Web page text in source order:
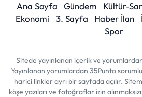
Ana Sayfa Gündem Kültür-
Ekonomi
3. Sayfa Haber İlan
Spor
Sitede yayınlanan içerik ve
Yayınlanan yorumlardan 35Punto
harici linkler ayrı bir sayfada açılır.
köşe yazıları ve fotoğraflar izin